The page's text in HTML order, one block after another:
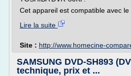
Cet appareil est compatible avec le
Lire la suite
Site : http://www.homecine-
SAMSUNG DVD-SH893
technique, prix et ...